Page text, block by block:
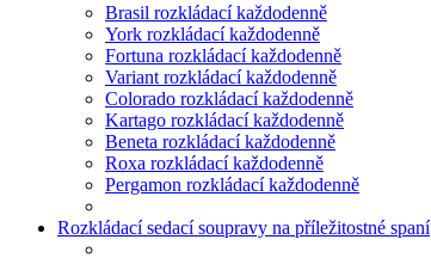
Brasil rozkládací každodenně
York rozkládací každodenně
Fortuna rozkládací každodenně
Variant rozkládací každodenně
Colorado rozkládací každodenně
Kartago rozkládací každodenně
Beneta rozkládací každodenně
Roxa rozkládací každodenně
Pergamon rozkládací každodenně
Rozkládací sedací soupravy na příležitostné spaní